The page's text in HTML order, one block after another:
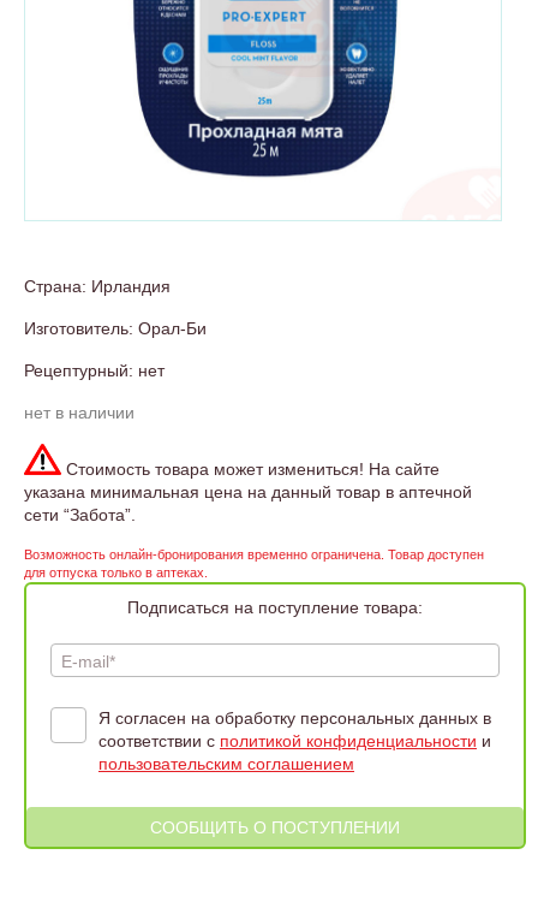
Страна: Ирландия
Изготовитель: Орал-Би
Рецептурный: нет
нет в наличии
Стоимость товара может измениться! На сайте
указана минимальная цена на данный товар в аптечной
сети “Забота”.
Возможность онлайн-бронирования временно ограничена. Товар доступен
для отпуска только в аптеках.
Подписаться на поступление товара:
E-mail*
Я согласен на обработку персональных данных в
соответствии с политикой конфиденциальности и
пользовательским соглашением